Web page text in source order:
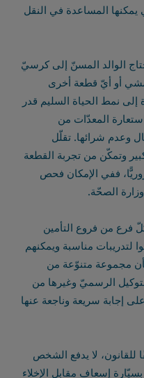
المساعدة في النقل
الوالد المسنّ إلى كرسيّ
أو أيّ قطعة أخرى
إلى نمط الحياة السليم قدر
المعدّات من
وعدم شرائها. تقلّل
وتمكّن من تجربة القطعة
ففي الإمكان فحص
الصحّة.
فرع من فروع التأمين
مناسبة ويمكنهم
مجموعة متنوّعة من
الرسميّ وغيرها من
إجابة سريعة وناجعة عنها
للقانون، لا يدفع الشخص
إسعاف مقابل الإخلاء